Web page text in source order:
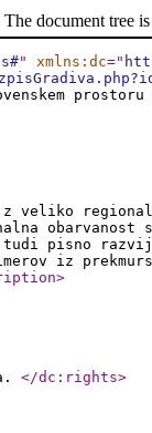
document tree
" xmlns:dc="
prostoru
veliko
pisno
iz
>
</dc:rights>